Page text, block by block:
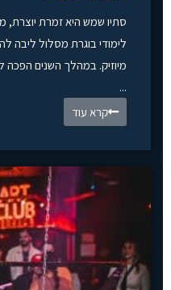
סתיו שמש היא זמרת יוצרת,
לימודי בוגרת מסלול ליבה
מיוזיק. במהלך השנים הפכה
...
קרא עוד